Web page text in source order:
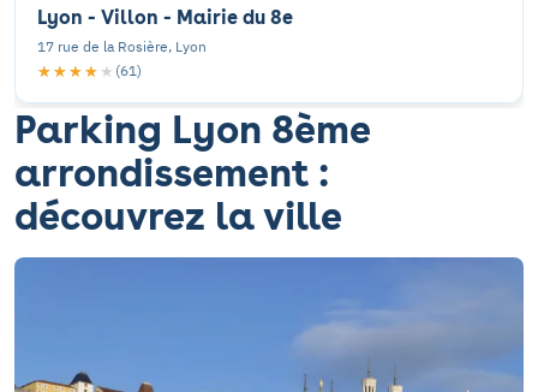
Lyon - Villon - Mairie du 8e
17 rue de la Rosière, Lyon
★★★★★
★★★★★ (61)
Parking Lyon 8ème
arrondissement :
découvrez la ville